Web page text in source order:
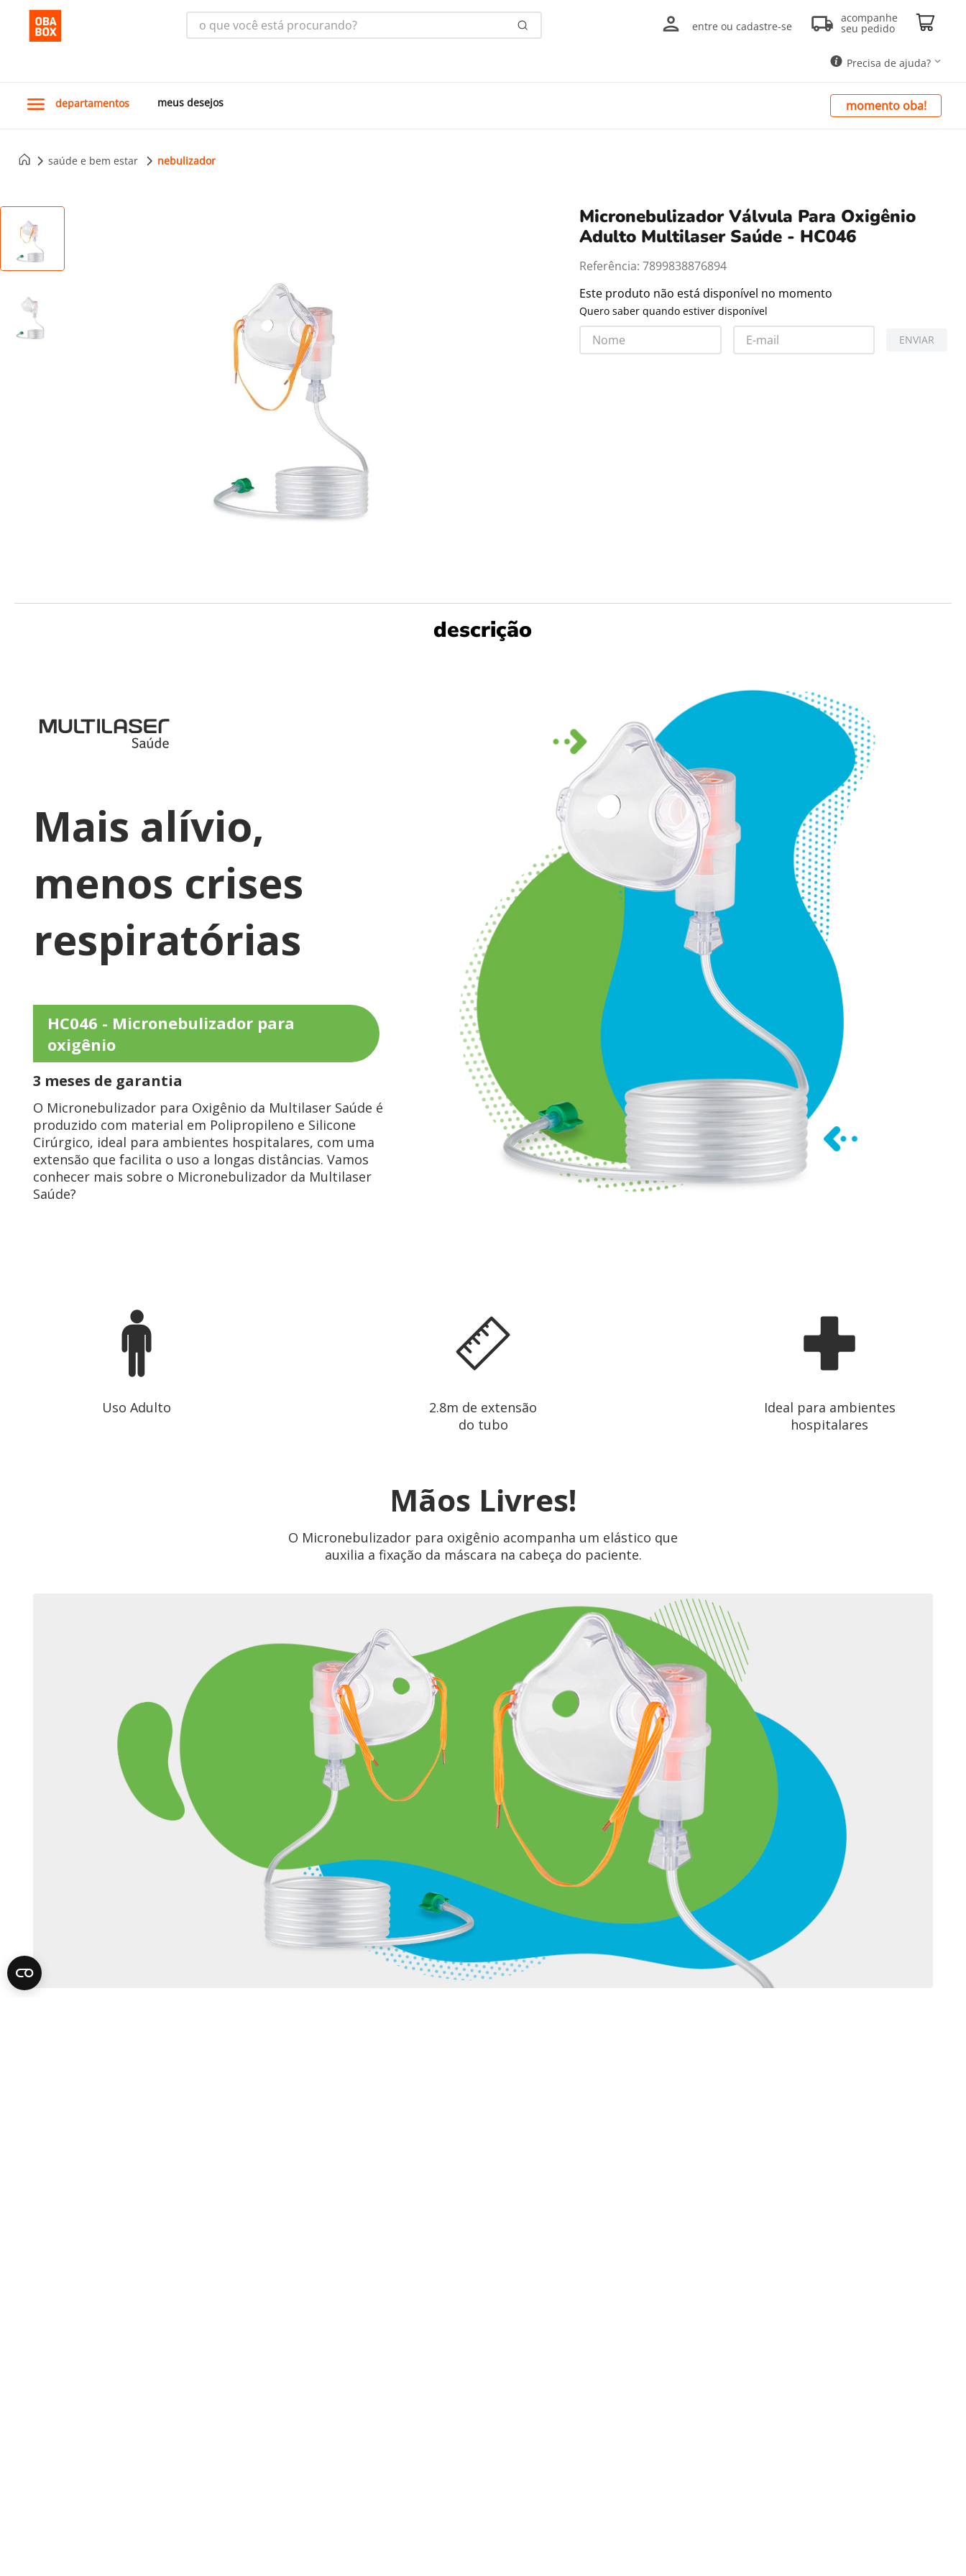
o que você está procurando?
entre ou cadastre-se
acompanhe
seu pedido
Precisa de ajuda?
departamentos meus desejos momento oba!
saúde e bem estar nebulizador
Micronebulizador Válvula Para Oxigênio
Adulto Multilaser Saúde - HC046
Referência:7899838876894
Este produto não está disponível no momento
Quero saber quando estiver disponível
ENVIAR